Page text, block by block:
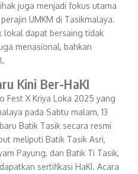
juga menjadi fokus utama
UMKM di Tasikmalaya.
lokal dapat bersaing tidak
menasional, bahkan
Kini Ber-HaKI
Fest X Kriya Loka 2025 yang
pada Sabtu malam, 13
Batik Tasik secara resmi
meliputi Batik Tasik Asri,
Payung, dan Batik Ti Tasik,
sertifikasi HaKI. Acara